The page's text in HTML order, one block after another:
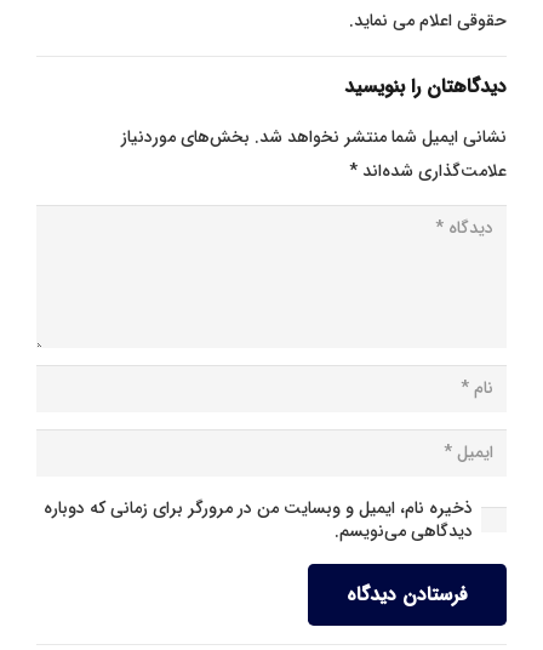
حقوقی اعلام می نماید.
دیدگاهتان را بنویسید
نشانی ایمیل شما منتشر نخواهد شد. بخش‌های موردنیاز
علامت‌گذاری شده‌اند*
ذخیره نام، ایمیل و وبسایت من در مرورگر برای زمانی که دوباره
دیدگاهی می‌نویسم.
فرستادن دیدگاه